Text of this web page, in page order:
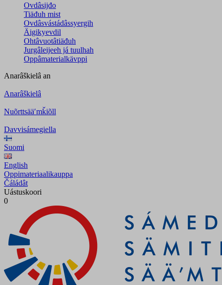
Ovdâsijđo
Tiäđuh mist
Ovdâsvástádâssyergih
Äigikyevdil
Ohtâvuotâtiäđuh
Jurgâleijeeh já tuulhah
Oppâmaterialkävppi
Anarâškielâ an
Anarâškielâ
Nuõrttsääʹmǩiõll
Davvisámegiella
Suomi
English
Oppimateriaalikauppa
Čáládât
Uástuskoori
0